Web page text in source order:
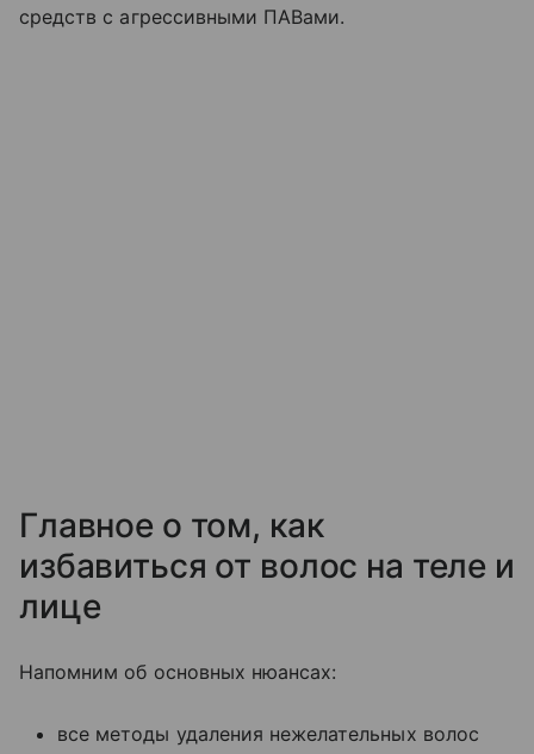
средств с агрессивными ПАВами.
Главное о том, как
избавиться от волос на теле и
лице
Напомним об основных нюансах:
все методы удаления нежелательных волос